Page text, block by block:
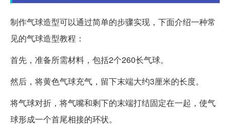
制作气球造型可以通过简单的步骤实现，下面介绍一种常
见的气球造型教程：
首先，准备所需材料，包括2个260长气球。
然后，将黄色气球充气，留下末端大约3厘米的长度。
将气球对折，将气嘴和剩下的末端打结固定在一起，使气
球形成一个首尾相接的环状。